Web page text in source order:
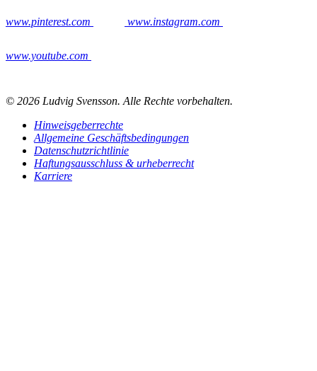
www.pinterest.com www.instagram.com
www.youtube.com
© 2026 Ludvig Svensson. Alle Rechte vorbehalten.
Hinweisgeberrechte
Allgemeine Geschäftsbedingungen
Datenschutzrichtlinie
Haftungsausschluss & urheberrecht
Karriere